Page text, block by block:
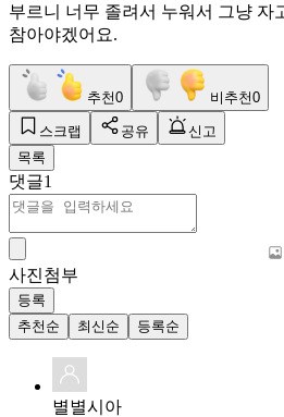
부르니 너무 졸려서 누워서 그냥 자
참아야겠어요.
추천0 비추천0
스크랩 공유
신고
목록
댓글1
사진첨부
등록
추천순
최신순 등록순
별별시아